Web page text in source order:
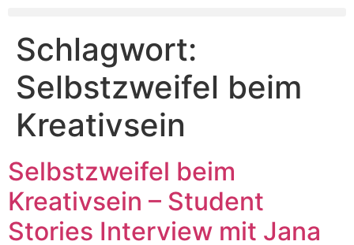
Schlagwort:
Selbstzweifel beim
Kreativsein
Selbstzweifel beim
Kreativsein – Student
Stories Interview mit Jana